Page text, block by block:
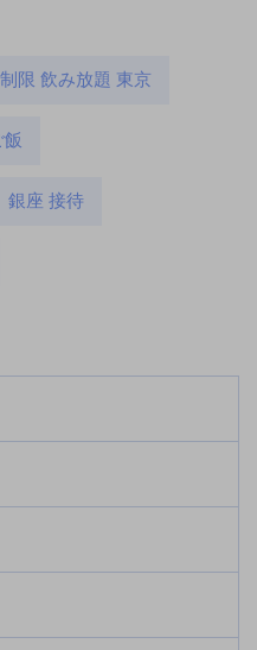
限 飲み放題 東京
銀座 接待